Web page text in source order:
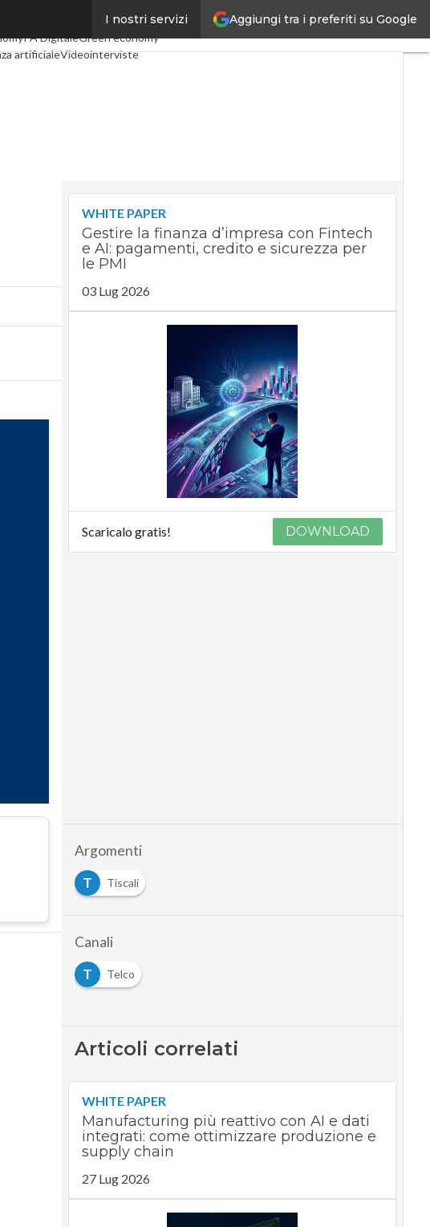
Aggiungi tra i preferiti su Google
I nostri servizi
TelcoIndustria 4.0
PA DigitaleGreen economy
artificialeVideointerviste
WHITE PAPER
Gestire la finanza d’impresa con Fintech
e AI: pagamenti, credito e sicurezza per
le PMI
03 Lug 2026
Scaricalo gratis! DOWNLOAD
Argomenti
T
Tiscali
Canali
T
Telco
Articoli correlati
WHITE PAPER
Manufacturing più reattivo con AI e dati
integrati: come ottimizzare produzione e
supply chain
27 Lug 2026